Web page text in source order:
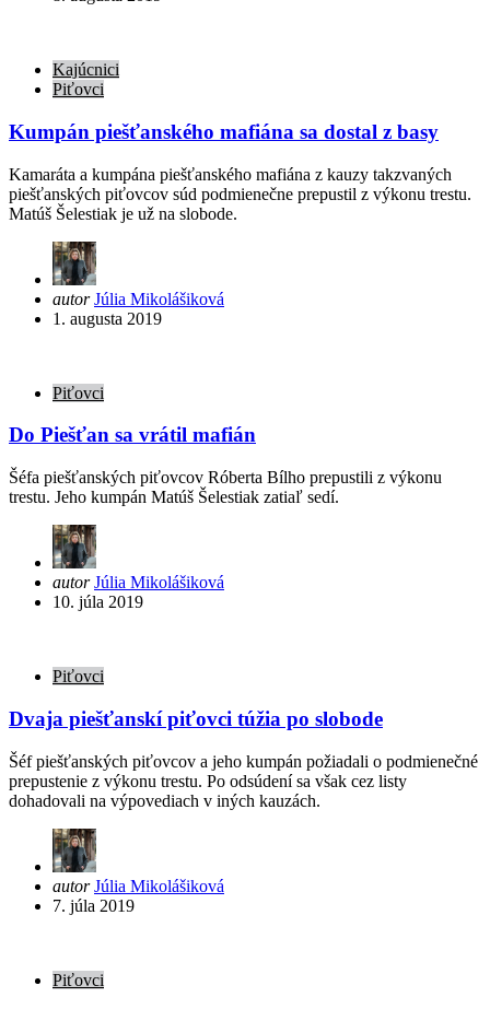
Kajúcnici
Piťovci
Kumpán piešťanského mafiána sa dostal z basy
Kamaráta a kumpána piešťanského mafiána z kauzy takzvaných
piešťanských piťovcov súd podmienečne prepustil z výkonu trestu.
Matúš Šelestiak je už na slobode.
Posted
by
autor Júlia Mikolášiková
1. augusta 2019
Piťovci
Do Piešťan sa vrátil mafián
Šéfa piešťanských piťovcov Róberta Bílho prepustili z výkonu
trestu. Jeho kumpán Matúš Šelestiak zatiaľ sedí.
Posted
by
autor Júlia Mikolášiková
10. júla 2019
Piťovci
Dvaja piešťanskí piťovci túžia po slobode
Šéf piešťanských piťovcov a jeho kumpán požiadali o podmienečné
prepustenie z výkonu trestu. Po odsúdení sa však cez listy
dohadovali na výpovediach v iných kauzách.
Posted
by
autor Júlia Mikolášiková
7. júla 2019
Piťovci